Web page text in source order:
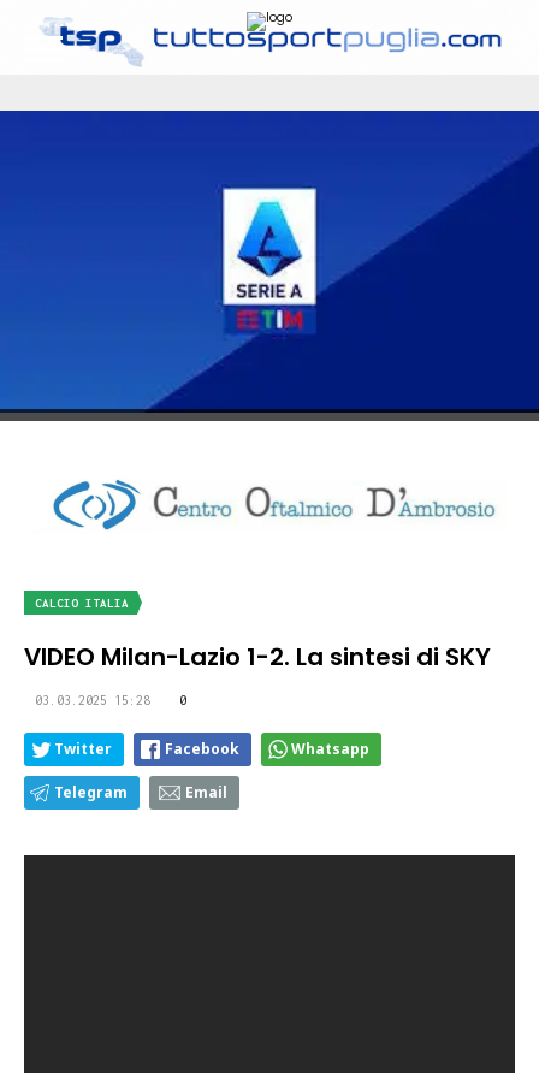
CALCIO ITALIA
VIDEO Milan-Lazio 1-2. La sintesi di SKY
03.03.2025 15:28 0
Twitter Facebook Whatsapp
Telegram Email